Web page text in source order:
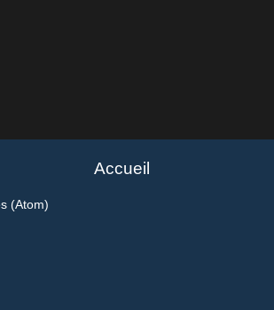
Accueil
(Atom)